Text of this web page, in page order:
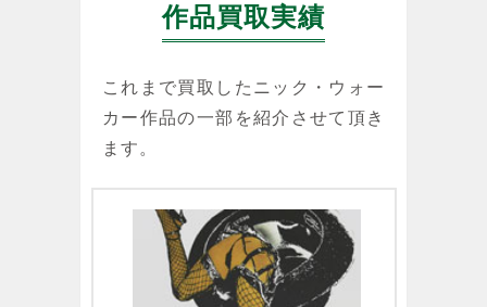
作品買取実績
これまで買取したニック・ウォー
カー作品の一部を紹介させて頂き
ます。